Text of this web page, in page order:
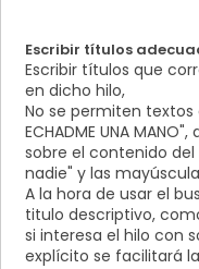
Escribir títulos
Escribir títulos que
en dicho hilo,
No se permiten textos
ECHADME UNA
sobre el contenido
nadie" y las
A la hora de usar el
titulo descriptivo,
si interesa el hilo con
explícito se facilitará